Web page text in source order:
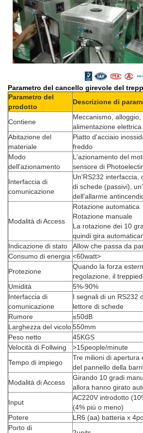
Parametro del cancello girevole del
Parametro del
prodotto
Descrizione di
Contiene
Meccanismo, alloggio,
alimentazione elettrica
Abitazione del
materiale
Piatto d'acciaio
freddo
Modo
dell'azionamento
L'azionamento del
sensore di
Interfaccia di
comunicazione
Un'RS232 interfaccia,
di schede (passivi),
dell'allarme
Modalità di Access
Rotazione automatica
Rotazione manuale
La rotazione dei 10
quindi gira
Indicazione di stato
Allow che passa da
Consumo di energia <60watt>
Protezione
Quando la forza
regolazione, il
Umidità
5%-90%
Interfaccia di
comunicazione
I segnali di un RS232
lettore di schede
Rumore
≤50dB
Larghezza del vicolo550mm
Peso netto
45KGS
Velocità di Follwing
>15people/minute
Tempo di impiego
Tre milioni di apertura
del pannello della
Modalità di Access
Girando 10 gradi
allora hanno girato
Input
AC220V introdotto
(4% più o meno)
Potere
LR6 (aa) batteria x
Porto di